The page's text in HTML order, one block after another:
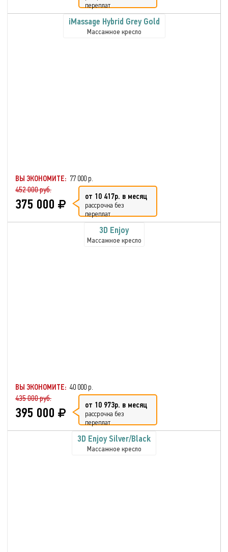
переплат
iMassage Hybrid Grey Gold
Массажное кресло
ВЫ ЭКОНОМИТЕ: 77 000 р.
452 000 руб.
375 000 от 10 417р. в месяц
рассрочка без
переплат
3D Enjoy
Массажное кресло
ВЫ ЭКОНОМИТЕ: 40 000 р.
435 000 руб.
395 000 от 10 973р. в месяц
рассрочка без
переплат
3D Enjoy Silver/Black
Массажное кресло